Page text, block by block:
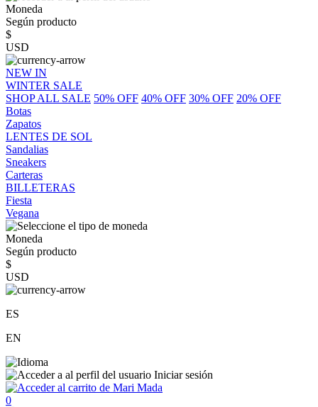
Moneda
Según producto
$
USD
NEW IN
WINTER SALE
SHOP ALL SALE 50% OFF 40% OFF 30% OFF 20% OFF
Botas
Zapatos
LENTES DE SOL
Sandalias
Sneakers
Carteras
BILLETERAS
Fiesta
Vegana
Moneda
Según producto
$
USD
ES
EN
Iniciar sesión
0